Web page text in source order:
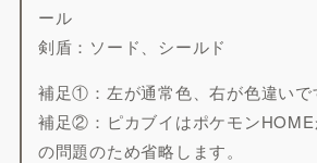
ール
剣盾：ソード、シールド
補足①：左が通常色、右が色違いで
補足②：ピカブイはポケモン
の問題のため省略します。